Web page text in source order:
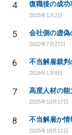
4 復職後の成
2025年1月2日
5
2022年7月27日
6 不当解雇裁
2026年1月8日
7 高度人材の能
2025年10月17日
8 不当解雇か
2025年10月11日